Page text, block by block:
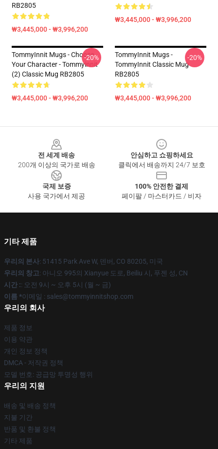
RB2805
₩3,445,000 - ₩3,996,200
₩3,445,000 - ₩3,996,200
TommyInnit Mugs - Choose
Your Character - Tommyinnit
(2) Classic Mug RB2805
₩3,445,000 - ₩3,996,200
-20%
TommyInnit Mugs -
TommyInnit Classic Mug
RB2805
₩3,445,000 - ₩3,996,200
-20%
전 세계 배송
200개 이상의 국가로 배송
안심하고 쇼핑하세요
클릭에서 배송까지 24/7 보호
국제 보증
사용 국가에서 제공
100% 안전한 결제
페이팔 / 마스터카드 / 비자
기타 제품
우리의 본사: 51415 Park Ave W, 덴버, CO 80205, 미국
우리의 창고: 아니오 995의 Xianyue 도로, Beiliu 시, 푸젠 성, CN
시간 :: 오전 9시 ~ 오후 5시 (월 ~ 금)
이름 *이메일 : sales@tommyinnitshop.com
우리의 회사
제품 정보
이용 약관
개인 정보 정책
DMCA - 저작권 정책
모델 번호: 공급망 투명성 행위
우리의 지원
배송 및 배송 정책
지불 기간
반품 및 환불 정책
기타 제품